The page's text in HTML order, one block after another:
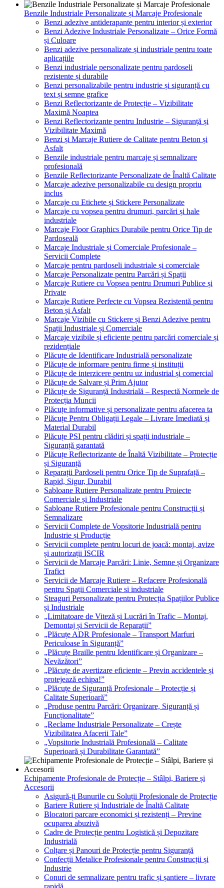
Benzile Industriale Personalizate și Marcaje Profesionale
Benzi adezive antiderapante pentru interior și exterior
Benzi Adezive Industriale Personalizate – Orice Formă
și Culoare
Benzi adezive personalizate și industriale pentru toate
aplicațiile
Benzi industriale personalizate pentru pardoseli
rezistente și durabile
Benzi personalizabile pentru industrie și siguranță cu
text și semne grafice
Benzi Reflectorizante de Protecție – Vizibilitate
Maximă Noaptea
Benzi Reflectorizante pentru Industrie – Siguranță și
Vizibilitate Maximă
Benzi și Marcaje Rutiere de Calitate pentru Beton și
Asfalt
Benzile industriale pentru marcaje și semnalizare
profesională
Benzile Reflectorizante Personalizate de Înaltă Calitate
Marcaje adezive personalizabile cu design propriu
inclus
Marcaje cu Etichete și Stickere Personalizate
Marcaje cu vopsea pentru drumuri, parcări și hale
industriale
Marcaje Floor Graphics Durabile pentru Orice Tip de
Pardoseală
Marcaje Industriale și Comerciale Profesionale –
Servicii Complete
Marcaje pentru pardoseli industriale și comerciale
Marcaje Personalizate pentru Parcări și Spații
Marcaje Rutiere cu Vopsea pentru Drumuri Publice și
Private
Marcaje Rutiere Perfecte cu Vopsea Rezistentă pentru
Beton și Asfalt
Marcaje Vizibile cu Stickere și Benzi Adezive pentru
Spații Industriale și Comerciale
Marcaje vizibile și eficiente pentru parcări comerciale și
rezidențiale
Plăcuțe de Identificare Industrială personalizate
Plăcuțe de informare pentru firme și instituții
Plăcuțe de interzicere pentru uz industrial și comercial
Plăcuțe de Salvare și Prim Ajutor
Plăcuțe de Siguranță Industrială – Respectă Normele de
Protecția Muncii
Plăcuțe informative și personalizate pentru afacerea ta
Plăcuțe Pentru Obligații Legale – Livrare Imediată și
Material Durabil
Plăcuțe PSI pentru clădiri și spații industriale –
Siguranță garantată
Plăcuțe Reflectorizante de Înaltă Vizibilitate – Protecție
și Siguranță
Reparații Pardoseli pentru Orice Tip de Suprafață –
Rapid, Sigur, Durabil
Sabloane Rutiere Personalizate pentru Proiecte
Comerciale și Industriale
Sabloane Rutiere Profesionale pentru Construcții și
Semnalizare
Servicii Complete de Vopsitorie Industrială pentru
Industrie și Producție
Servicii complete pentru locuri de joacă: montaj, avize
și autorizații ISCIR
Servicii de Marcaje Parcări: Linie, Semne și Organizare
Trafict
Servicii de Marcaje Rutiere – Refacere Profesională
pentru Spații Comerciale si industriale
Steaguri Personalizate pentru Protecția Spațiilor Publice
și Industriale
„Limitatoare de Viteză și Lucrări în Trafic – Montaj,
Demontaj și Servicii de Reparații”
„Plăcuțe ADR Profesionale – Transport Marfuri
Periculoase în Siguranță”
„Plăcuțe Braille pentru Identificare și Organizare –
Nevăzători”
„Plăcuțe de avertizare eficiente – Previn accidentele și
protejează echipa!”
„Plăcuțe de Siguranță Profesionale – Protecție și
Calitate Superioară”
„Produse pentru Parcări: Organizare, Siguranță și
Funcționalitate”
„Reclame Industriale Personalizate – Crește
Vizibilitatea Afacerii Tale”
„Vopsitorie Industrială Profesională – Calitate
Superioară și Durabilitate Garantată”
Echipamente Profesionale de Protecție – Stâlpi, Bariere și
Accesorii
Asigură-ți Bunurile cu Soluții Profesionale de Protecție
Bariere Rutiere și Industriale de Înaltă Calitate
Blocatori parcare economici și rezistenți – Previne
ocuparea abuzivă
Cadre de Protecție pentru Logistică și Depozitare
Industrială
Colțare și Panouri de Protecție pentru Siguranță
Confecții Metalice Profesionale pentru Construcții și
Industrie
Conuri de semnalizare pentru trafic și șantiere – livrare
rapidă